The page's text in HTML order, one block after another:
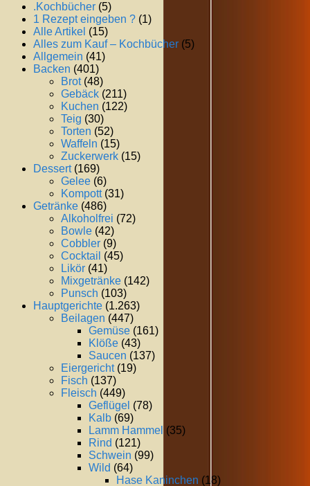
.Kochbücher (5)
1 Rezept eingeben ? (1)
Alle Artikel (15)
Alles zum Kauf – Kochbücher (5)
Allgemein (41)
Backen (401)
Brot(48)
Gebäck (211)
Kuchen (122)
Teig (30)
Torten (52)
Waffeln (15)
Zuckerwerk (15)
Dessert(169)
Gelee (6)
Kompott(31)
Getränke (486)
Alkoholfrei (72)
Bowle (42)
Cobbler (9)
Cocktail (45)
Likör (41)
Mixgetränke (142)
Punsch (103)
Hauptgerichte (1.263)
Beilagen (447)
Gemüse (161)
Klöße (43)
Saucen (137)
Eiergericht(19)
Fisch (137)
Fleisch (449)
Geflügel (78)
Kalb (69)
Lamm Hammel (35)
Rind (121)
Schwein (99)
Wild (64)
Hase Kaninchen (18)